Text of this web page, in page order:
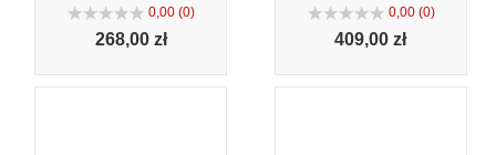
0,00 (0)
268,00 zł
0,00 (0)
409,00 zł